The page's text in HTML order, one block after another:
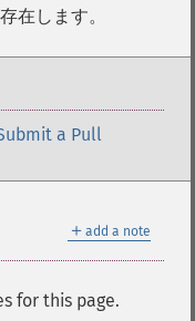
在します。
a Pull
＋ add a note
for this page.